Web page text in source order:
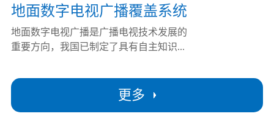
更多
地面数字电视广播覆盖系统
地面数字电视广播是广播电视技术发展的
重要方向，我国已制定了具有自主知识...